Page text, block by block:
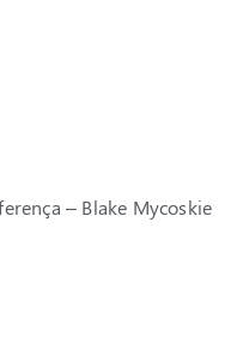
– Blake Mycoskie